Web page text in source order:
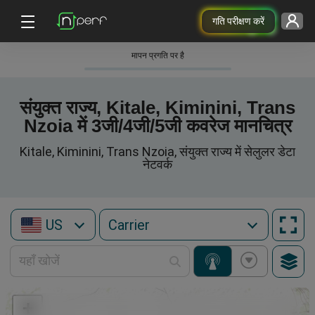
गति परीक्षण करें
मापन प्रगति पर है
संयुक्त राज्य, Kitale, Kiminini, Trans
Nzoia में 3जी/4जी/5जी कवरेज मानचित्र
Kitale, Kiminini, Trans Nzoia, संयुक्त राज्य में सेलुलर डेटा
नेटवर्क
US